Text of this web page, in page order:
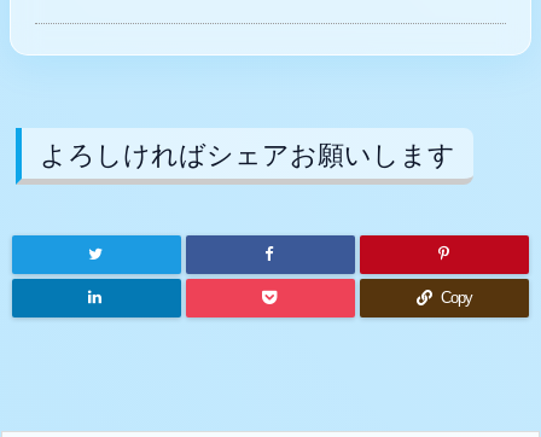
よろしければシェアお願いします
Copy